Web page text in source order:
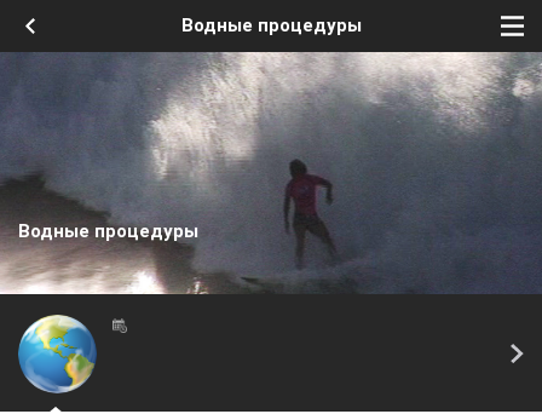
Водные процедуры
Водные процедуры